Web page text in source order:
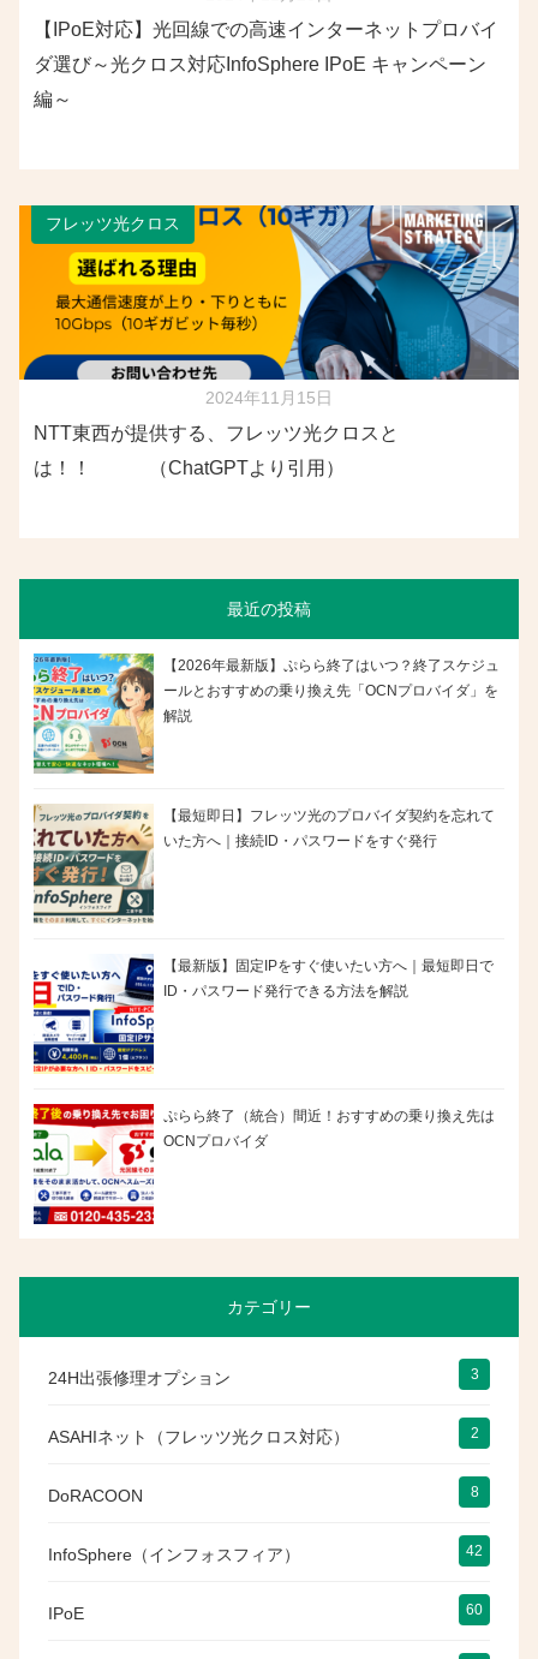
【IPoE対応】光回線での高速インターネットプロバイ
ダ選び～光クロス対応InfoSphere IPoE キャンペーン
編～
フレッツ光クロス
2024年11月15日
NTT東西が提供する、フレッツ光クロスと
は！！ （ChatGPTより引用）
最近の投稿
【2026年最新版】ぷらら終了はいつ？終了スケジュ
ールとおすすめの乗り換え先「OCNプロバイダ」を
解説
【最短即日】フレッツ光のプロバイダ契約を忘れて
いた方へ｜接続ID・パスワードをすぐ発行
【最新版】固定IPをすぐ使いたい方へ｜最短即日で
ID・パスワード発行できる方法を解説
ぷらら終了（統合）間近！おすすめの乗り換え先は
OCNプロバイダ
カテゴリー
24H出張修理オプション 3
ASAHIネット（フレッツ光クロス対応） 2
DoRACOON 8
InfoSphere（インフォスフィア） 42
IPoE 60